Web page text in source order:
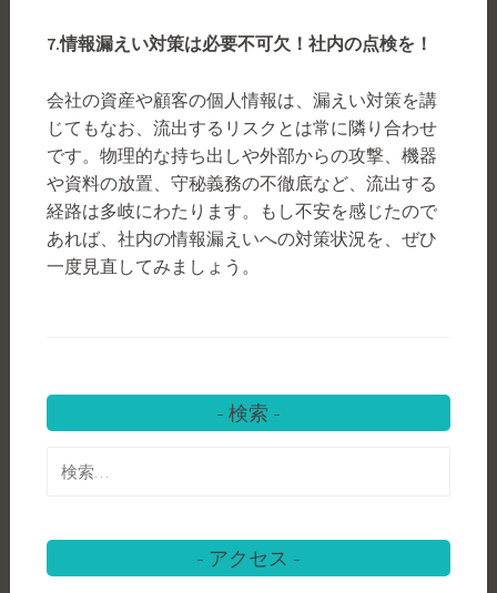
7.情報漏えい対策は必要不可欠！社内の点検を！
会社の資産や顧客の個人情報は、漏えい対策を講
じてもなお、流出するリスクとは常に隣り合わせ
です。物理的な持ち出しや外部からの攻撃、機器
や資料の放置、守秘義務の不徹底など、流出する
経路は多岐にわたります。もし不安を感じたので
あれば、社内の情報漏えいへの対策状況を、ぜひ
一度見直してみましょう。
検索
索:
アクセス